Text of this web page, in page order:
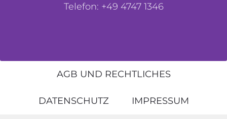
Telefon: +49 4747 1346
AGB UND RECHTLICHES
DATENSCHUTZ IMPRESSUM